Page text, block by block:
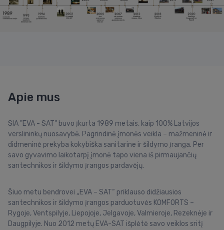
Apie mus
SIA "EVA - SAT" buvo įkurta 1989 metais, kaip 100% Latvijos
verslininkų nuosavybė. Pagrindinė įmonės veikla – mažmeninė ir
didmeninė prekyba kokybiška sanitarine ir šildymo įranga. Per
savo gyvavimo laikotarpį įmonė tapo viena iš pirmaujančių
santechnikos ir šildymo įrangos pardavėjų.
Šiuo metu bendrovei „EVA – SAT“ priklauso didžiausios
santechnikos ir šildymo įrangos parduotuvės KOMFORTS –
Rygoje, Ventspilyje, Liepojoje, Jelgavoje, Valmieroje, Rezeknėje ir
Daugpilyje. Nuo 2012 metų EVA-SAT išplėtė savo veiklos sritį